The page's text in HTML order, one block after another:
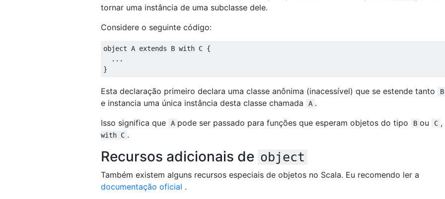
tornar uma instância de uma subclasse dele.
Considere o seguinte código:
object A extends B with C {
...
}
Esta declaração primeiro declara uma classe anônima (inacessível) que se estende tanto B
e instancia uma única instância desta classe chamada
A .
Isso significa que
A pode ser passado para funções que esperam objetos do tipo B ou C ,
with C .
Recursos adicionais de object
Também existem alguns recursos especiais de objetos no Scala. Eu recomendo ler a
documentação oficial .